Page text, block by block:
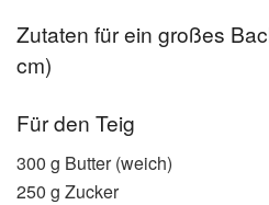
Zutaten für ein großes
cm)
Für den Teig
300 g Butter (weich)
250 g Zucker